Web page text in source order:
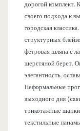
дорогой комплект.
своего подхода к
городская
структурных
фетровая шляпа с
шерстяной берет.
элегантность,
Неформальные
выходного дня
трикотажные
текстильные